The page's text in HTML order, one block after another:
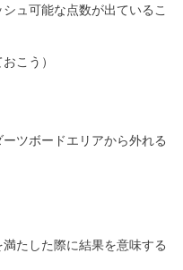
ュ可能な点数が出ているこ
こう）
ツボードエリアから外れる
たした際に結果を意味する